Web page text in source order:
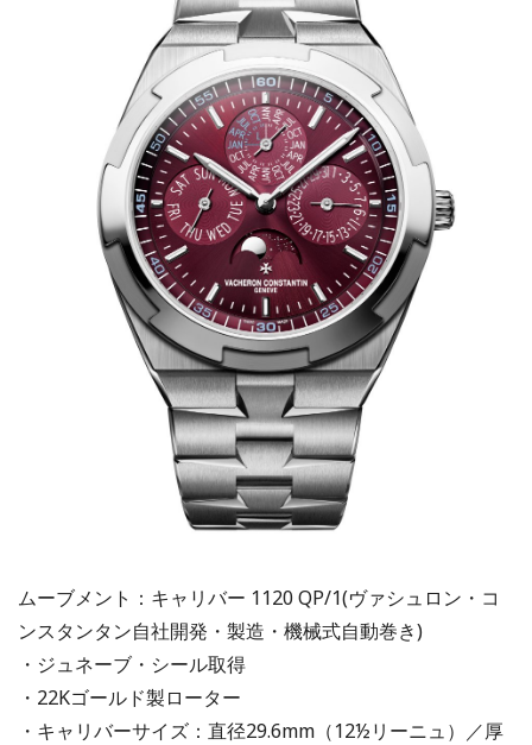
ムーブメント：キャリバー 1120 QP/1(ヴァシュロン・コ
ンスタンタン自社開発・製造・機械式自動巻き)
・ジュネーブ・シール取得
・22Kゴールド製ローター
・キャリバーサイズ：直径29.6mm（12½リーニュ）／厚